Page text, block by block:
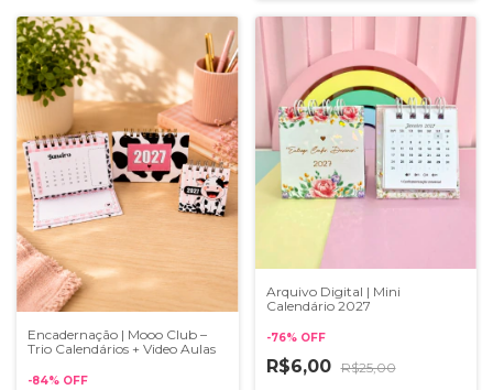
Encadernação | Mooo Club –
Trio Calendários + Video Aulas
-84% OFF
Arquivo Digital | Mini
Calendário 2027
-76% OFF
R$6,00 R$25,00